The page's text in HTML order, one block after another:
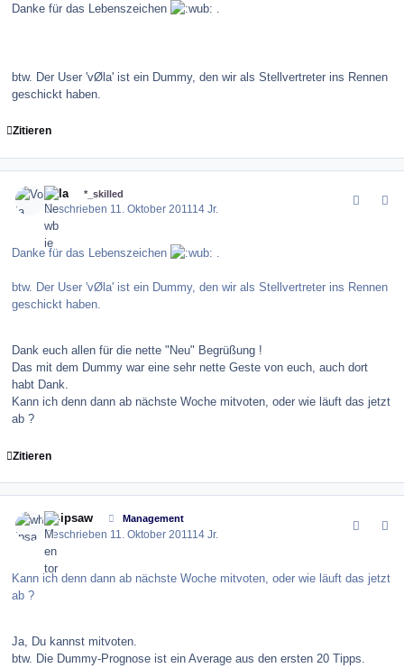
Danke für das Lebenszeichen
btw. Der User 'vØla' ist ein Dummy, den wir als Stellvertreter ins Rennen
geschickt haben.
Zitieren
Vola *_skilled
Geschrieben 11. Oktober 2011 14 Jr.
Danke für das Lebenszeichen .
btw. Der User 'vØla' ist ein Dummy, den wir als Stellvertreter ins Rennen
geschickt haben.
Dank euch allen für die nette "Neu" Begrüßung !
Das mit dem Dummy war eine sehr nette Geste von euch, auch dort
habt Dank.
Kann ich denn dann ab nächste Woche mitvoten, oder wie läuft das jetzt
ab ?
Zitieren
whipsaw Management
Geschrieben 11. Oktober 2011 14 Jr.
Kann ich denn dann ab nächste Woche mitvoten, oder wie läuft das jetzt
ab ?
Ja, Du kannst mitvoten.
btw. Die Dummy-Prognose ist ein Average aus den ersten 20 Tipps.